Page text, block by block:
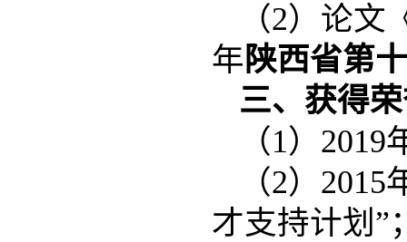
（2）论
年 陕西省第
三、获得
（1）
（2）
才支持计划”